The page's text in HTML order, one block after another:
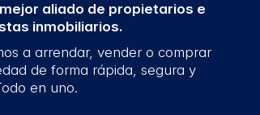
aliado de propietarios e
inmobiliarios.
a arrendar, vender o comprar
de forma rápida, segura y
en uno.